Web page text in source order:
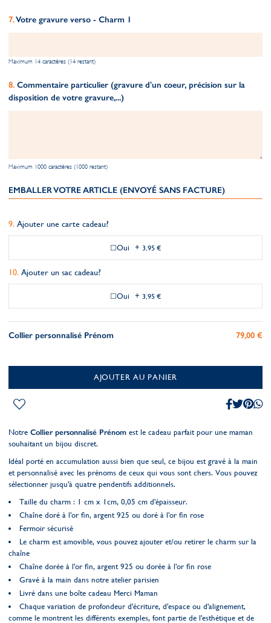
Votre gravure verso - Charm 1
Maximum 14 caractères (14 restant)
Commentaire particulier (gravure d'un coeur, précision sur la
disposition de votre gravure,...)
Maximum 1000 caractères (1000 restant)
EMBALLER VOTRE ARTICLE (ENVOYÉ SANS FACTURE)
Ajouter une carte cadeau?
Oui + 3,95 €
Ajouter un sac cadeau?
Oui + 3,95 €
Collier personnalisé Prénom 79,00 €
AJOUTER AU PANIER
Notre Collier personnalisé Prénom est le cadeau parfait pour une maman
souhaitant un bijou discret.
Idéal porté en accumulation aussi bien que seul, ce bijou est gravé à la main
et personnalisé avec les prénoms de ceux qui vous sont chers. Vous pouvez
sélectionner jusqu'à quatre pendentifs additionnels.
Taille du charm : 1 cm x 1cm, 0,05 cm d'épaisseur.
Chaîne doré à l'or fin, argent 925 ou doré à l'or fin rose
Fermoir sécurisé
Le charm est amovible, vous pouvez ajouter et/ou retirer le charm sur la
chaîne
Chaîne dorée à l'or fin, argent 925 ou dorée à l'or fin rose
Gravé à la main dans notre atelier parisien
Livré dans une boîte cadeau Merci Maman
Chaque variation de profondeur d'écriture, d'espace ou d'alignement,
comme le montrent les différents exemples, font partie de l'esthétique et de